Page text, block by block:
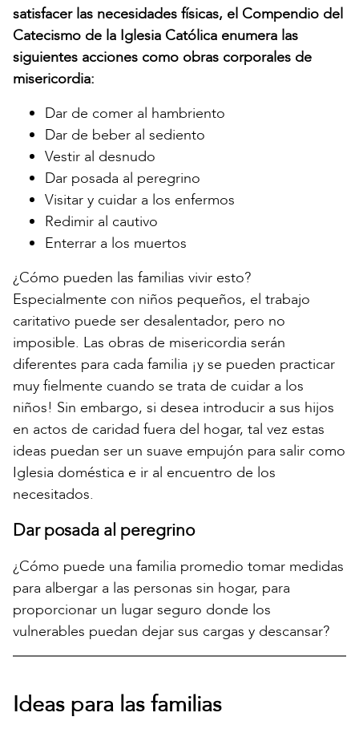
satisfacer las necesidades físicas, el Compendio del
Catecismo de la Iglesia Católica enumera las
siguientes acciones como obras corporales de
misericordia:
Dar de comer al hambriento
Dar de beber al sediento
Vestir al desnudo
Dar posada al peregrino
Visitar y cuidar a los enfermos
Redimir al cautivo
Enterrar a los muertos
¿Cómo pueden las familias vivir esto?
Especialmente con niños pequeños, el trabajo
caritativo puede ser desalentador, pero no
imposible. Las obras de misericordia serán
diferentes para cada familia ¡y se pueden practicar
muy fielmente cuando se trata de cuidar a los
niños! Sin embargo, si desea introducir a sus hijos
en actos de caridad fuera del hogar, tal vez estas
ideas puedan ser un suave empujón para salir como
Iglesia doméstica e ir al encuentro de los
necesitados.
Dar posada al peregrino
¿Cómo puede una familia promedio tomar medidas
para albergar a las personas sin hogar, para
proporcionar un lugar seguro donde los
vulnerables puedan dejar sus cargas y descansar?
Ideas para las familias